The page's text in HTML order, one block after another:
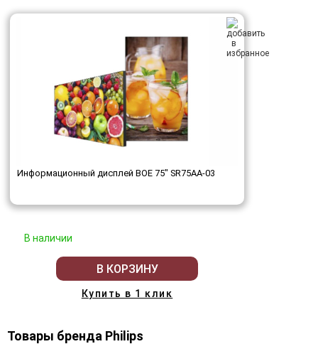
Информационный дисплей BOE 75" SR75AA-03
В наличии
В КОРЗИНУ
Купить в 1 клик
Товары бренда Philips